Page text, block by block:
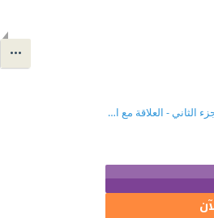
الشيخ قاسم بن محمد آل ثاني: الجزء الثاني - العلاقة مع البحرين